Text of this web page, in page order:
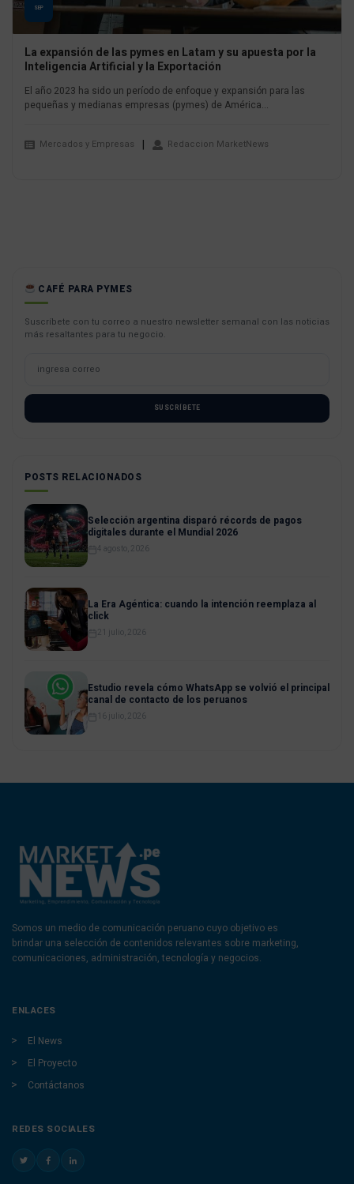
SEP
La expansión de las pymes en Latam y su apuesta por la
Inteligencia Artificial y la Exportación
El año 2023 ha sido un período de enfoque y expansión para las
pequeñas y medianas empresas (pymes) de América...
Mercados y Empresas Redaccion MarketNews
CAFÉ PARA PYMES
Suscríbete con tu correo a nuestro newsletter semanal con las noticias
más resaltantes para tu negocio.
SUSCRÍBETE
POSTS RELACIONADOS
Selección argentina disparó récords de pagos
digitales durante el Mundial 2026
4 agosto, 2026
La Era Agéntica: cuando la intención reemplaza al
click
21 julio, 2026
Estudio revela cómo WhatsApp se volvió el principal
canal de contacto de los peruanos
16 julio, 2026
Somos un medio de comunicación peruano cuyo objetivo es
brindar una selección de contenidos relevantes sobre marketing,
comunicaciones, administración, tecnología y negocios.
ENLACES
El News
El Proyecto
Contáctanos
REDES SOCIALES